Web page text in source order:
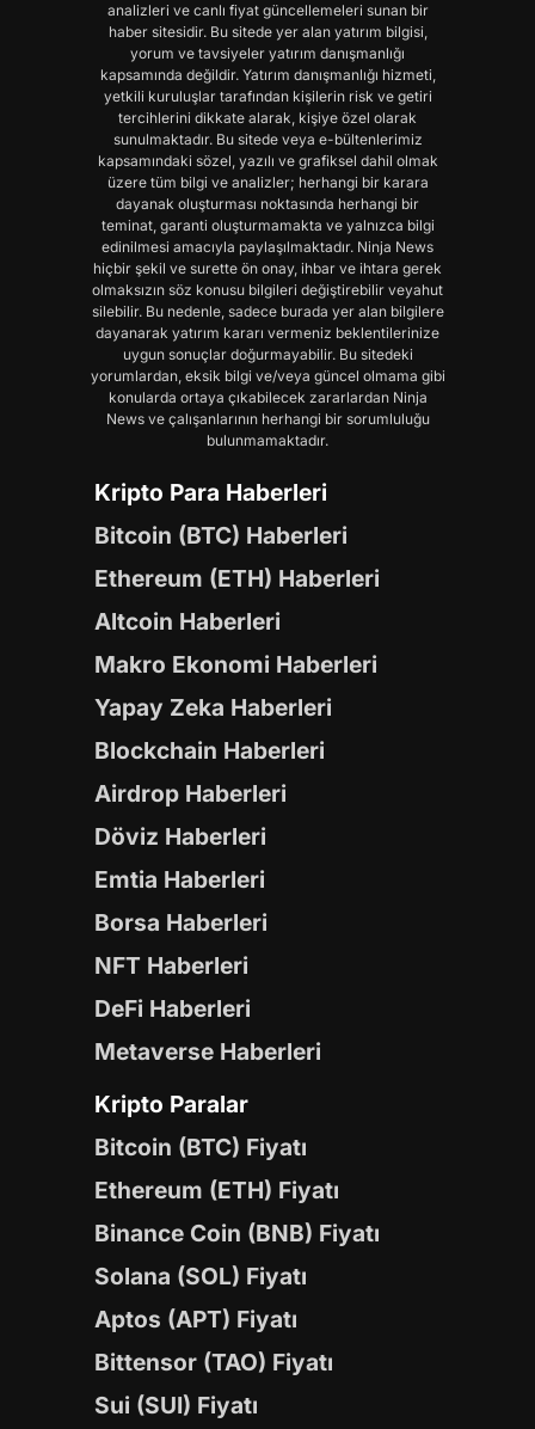
analizleri ve canlı fiyat güncellemeleri sunan bir
haber sitesidir. Bu sitede yer alan yatırım bilgisi,
yorum ve tavsiyeler yatırım danışmanlığı
kapsamında değildir. Yatırım danışmanlığı hizmeti,
yetkili kuruluşlar tarafından kişilerin risk ve getiri
tercihlerini dikkate alarak, kişiye özel olarak
sunulmaktadır. Bu sitede veya e-bültenlerimiz
kapsamındaki sözel, yazılı ve grafiksel dahil olmak
üzere tüm bilgi ve analizler; herhangi bir karara
dayanak oluşturması noktasında herhangi bir
teminat, garanti oluşturmamakta ve yalnızca bilgi
edinilmesi amacıyla paylaşılmaktadır. Ninja News
hiçbir şekil ve surette ön onay, ihbar ve ihtara gerek
olmaksızın söz konusu bilgileri değiştirebilir veyahut
silebilir. Bu nedenle, sadece burada yer alan bilgilere
dayanarak yatırım kararı vermeniz beklentilerinize
uygun sonuçlar doğurmayabilir. Bu sitedeki
yorumlardan, eksik bilgi ve/veya güncel olmama gibi
konularda ortaya çıkabilecek zararlardan Ninja
News ve çalışanlarının herhangi bir sorumluluğu
bulunmamaktadır.
Kripto Para Haberleri
Bitcoin (BTC) Haberleri
Ethereum (ETH) Haberleri
Altcoin Haberleri
Makro Ekonomi Haberleri
Yapay Zeka Haberleri
Blockchain Haberleri
Airdrop Haberleri
Döviz Haberleri
Emtia Haberleri
Borsa Haberleri
NFT Haberleri
DeFi Haberleri
Metaverse Haberleri
Kripto Paralar
Bitcoin (BTC) Fiyatı
Ethereum (ETH) Fiyatı
Binance Coin (BNB) Fiyatı
Solana (SOL) Fiyatı
Aptos (APT) Fiyatı
Bittensor (TAO) Fiyatı
Sui (SUI) Fiyatı